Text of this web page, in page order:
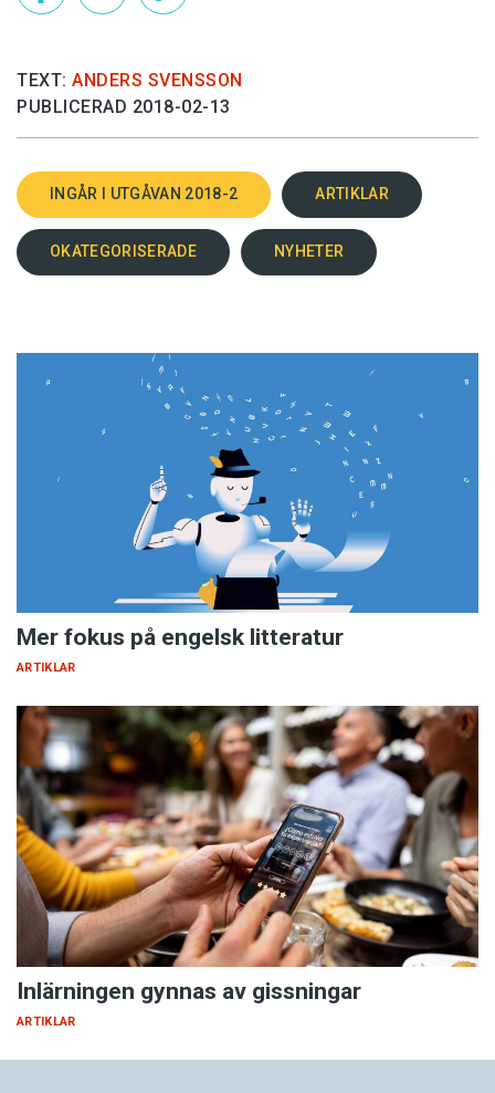
TEXT: ANDERS SVENSSON
PUBLICERAD 2018-02-13
INGÅR I UTGÅVAN 2018-2 ARTIKLAR
OKATEGORISERADE NYHETER
Mer fokus på engelsk litteratur
ARTIKLAR
Inlärningen gynnas av gissningar
ARTIKLAR